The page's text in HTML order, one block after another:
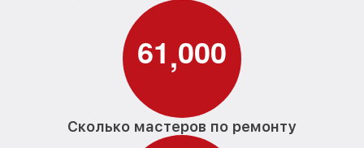
61,000
Сколько мастеров по ремонту